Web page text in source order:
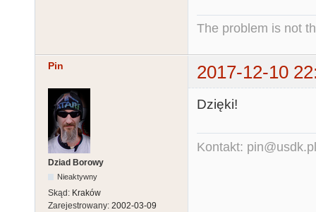
The problem is not
Pin 2017-12-10
Dziad Borowy
Nieaktywny
Skąd: Kraków
Zarejestrowany: 2002-03-09
Dzięki!
Kontakt: pin@usdk.pl